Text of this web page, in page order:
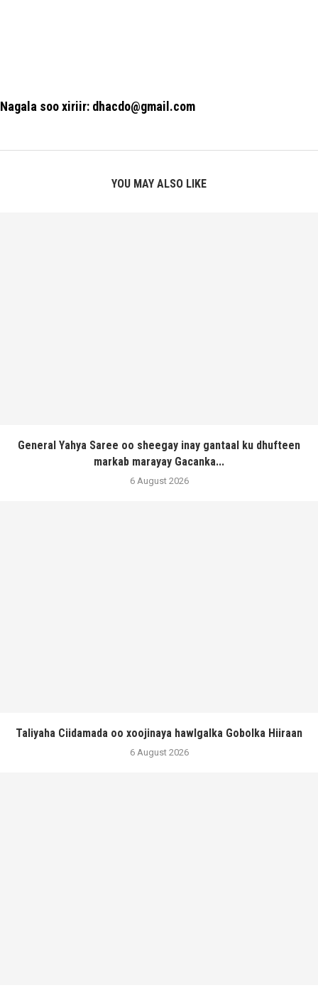
Nagala soo xiriir: dhacdo@gmail.com
YOU MAY ALSO LIKE
General Yahya Saree oo sheegay inay gantaal ku dhufteen
markab marayay Gacanka...
6 August 2026
Taliyaha Ciidamada oo xoojinaya hawlgalka Gobolka Hiiraan
6 August 2026